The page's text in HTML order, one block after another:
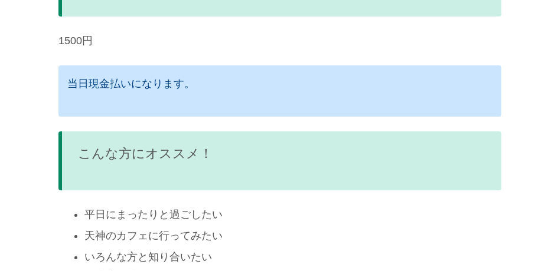
1500円
当日現金払いになります。
こんな方にオススメ！
平日にまったりと過ごしたい
天神のカフェに行ってみたい
いろんな方と知り合いたい